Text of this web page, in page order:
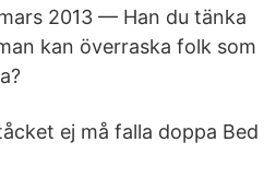
2013 — Han du tänka
kan överraska folk som
ej må falla doppa Bed